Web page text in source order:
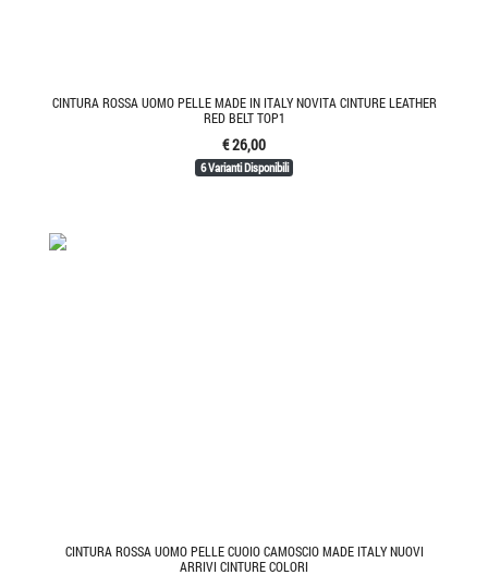
CINTURA ROSSA UOMO PELLE MADE IN ITALY NOVITA CINTURE LEATHER
RED BELT TOP1
€ 26,00
6 Varianti Disponibili
CINTURA ROSSA UOMO PELLE CUOIO CAMOSCIO MADE ITALY NUOVI
ARRIVI CINTURE COLORI